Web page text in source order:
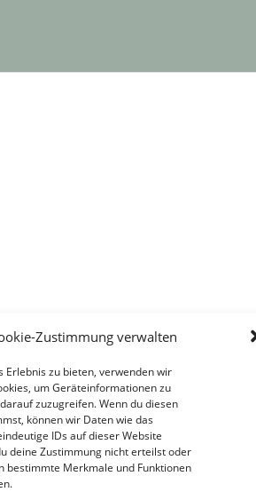
Zustimmung verwalten
Erlebnis zu bieten, verwenden wir
um Geräteinformationen zu
zuzugreifen. Wenn du diesen
können wir Daten wie das
IDs auf dieser Website
deine Zustimmung nicht erteilst oder
bestimmte Merkmale und Funktionen